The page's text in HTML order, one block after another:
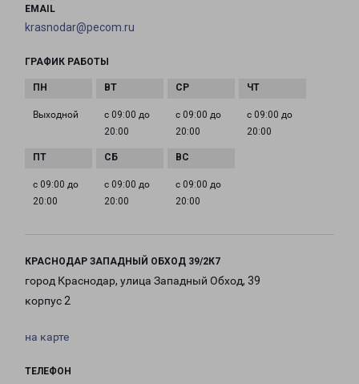
EMAIL
krasnodar@pecom.ru
ГРАФИК РАБОТЫ
Выходной
с 09:00 до
20:00
с 09:00 до
20:00
с 09:00 до
20:00
с 09:00 до
20:00
с 09:00 до
20:00
с 09:00 до
20:00
КРАСНОДАР ЗАПАДНЫЙ ОБХОД 39/2К7
город Краснодар, улица Западный Обход, 39
корпус 2
на карте
ТЕЛЕФОН